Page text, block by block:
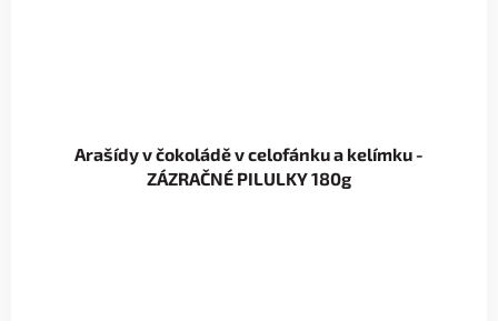
Arašídy v čokoládě v celofánku a kelímku -
ZÁZRAČNÉ PILULKY 180g